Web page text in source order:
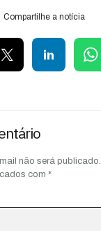
Compartilhe a notícia
não será publicado.
com *